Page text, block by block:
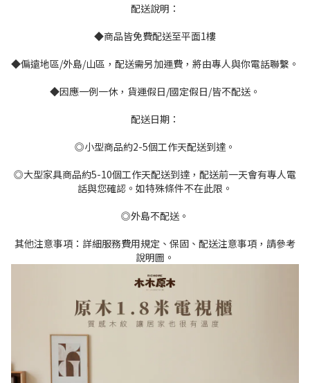
配送說明：
◆商品皆免費配送至平面1樓
◆偏遠地區/外島/山區，配送需另加運費，將由專人與你電話聯繫。
◆因應一例一休，貨運假日/國定假日/皆不配送。
配送日期：
◎小型商品約2-5個工作天配送到達。
◎大型家具商品約5-10個工作天配送到達，配送前一天會有專人電
話與您確認。如特殊條件不在此限。
◎外島不配送。
其他注意事項：詳細服務費用規定、保固、配送注意事項，請參考
說明圖。